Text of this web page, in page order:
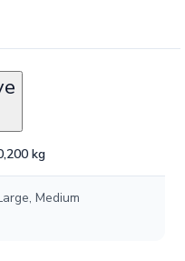
kg
Medium